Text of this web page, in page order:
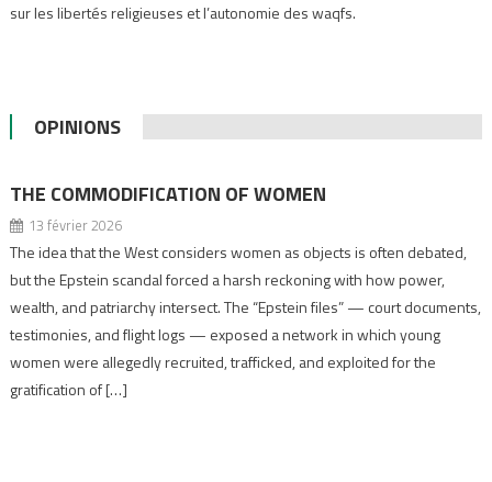
sur les libertés religieuses et l’autonomie des waqfs.
OPINIONS
THE COMMODIFICATION OF WOMEN
13 février 2026
The idea that the West considers women as objects is often debated,
but the Epstein scandal forced a harsh reckoning with how power,
wealth, and patriarchy intersect. The “Epstein files” — court documents,
testimonies, and flight logs — exposed a network in which young
women were allegedly recruited, trafficked, and exploited for the
gratification of […]